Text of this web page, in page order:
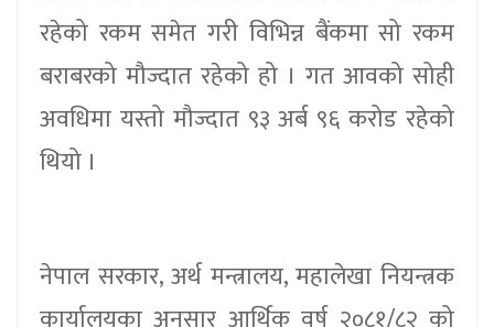
रहेको रकम समेत गरी विभिन्न बैंकमा सो रकम
बराबरको मौज्दात रहेको हो । गत आवको सोही
अवधिमा यस्तो मौज्दात ९३ अर्ब ९६ करोड रहेको
थियो ।
नेपाल सरकार, अर्थ मन्त्रालय, महालेखा नियन्त्रक